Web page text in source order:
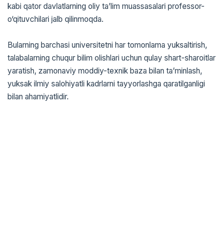
kabi qator davlatlarning oliy ta’lim muassasalari professor-
o‘qituvchilari jalb qilinmoqda.
Bularning barchasi universitetni har tomonlama yuksaltirish,
talabalarning chuqur bilim olishlari uchun qulay shart-sharoitlar
yaratish, zamonaviy moddiy-texnik baza bilan ta’minlash,
yuksak ilmiy salohiyatli kadrlarni tayyorlashga qaratilganligi
bilan ahamiyatlidir.